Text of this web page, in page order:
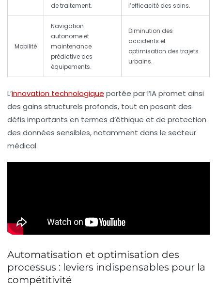
de traitement.
l’efficacité des soins.
Mobilité
Navigation
autonome et
maintenance
prédictive des
équipements.
Diminution des
accidents et
optimisation des trajets
urbains.
L’innovation technologique portée par l’IA promet ainsi
des gains structurels profonds, tout en posant des
défis importants en termes d’éthique et de protection
des données sensibles, notamment dans le secteur
médical.
Automatisation et optimisation des
processus : leviers indispensables pour la
compétitivité